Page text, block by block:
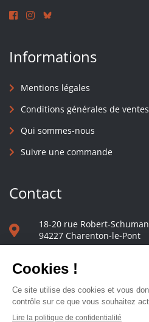
Informations
Mentions légales
Conditions générales de ventes
Qui sommes-nous
Suivre une commande
Contact
18-20 rue Robert-Schuman
94227 Charenton-le-Pont